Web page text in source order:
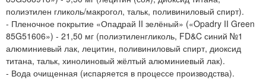
полиэтилен гликоль/макрогол, тальк, поливиниловый спирт).
- Пленочное покрытие «Опадрай II зелёный» («Opadry II Green
85G51606») - 21,50 мг (полиэтиленгликоль, FD&C синий №1
алюминиевый лак, лецитин, поливиниловый спирт, диоксид
титана, тальк, хинолиновый жёлтый алюминиевый лак).
- Вода очищенная (испаряется в процессе производства).